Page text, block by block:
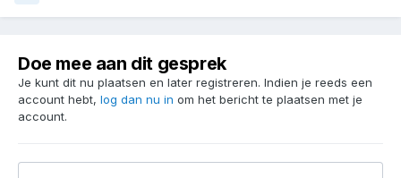
Doe mee aan dit gesprek
Je kunt dit nu plaatsen en later registreren. Indien je reeds een
account hebt, log dan nu in om het bericht te plaatsen met je
account.